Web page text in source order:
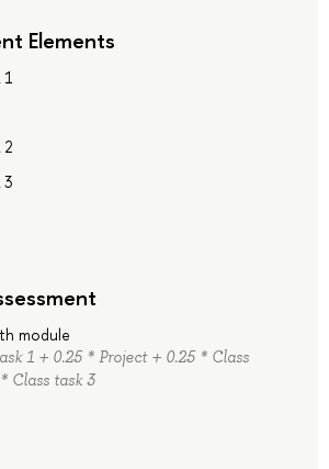
Elements
1
2
3
module
1 + 0.25 * Project + 0.25 * Class
Class task 3